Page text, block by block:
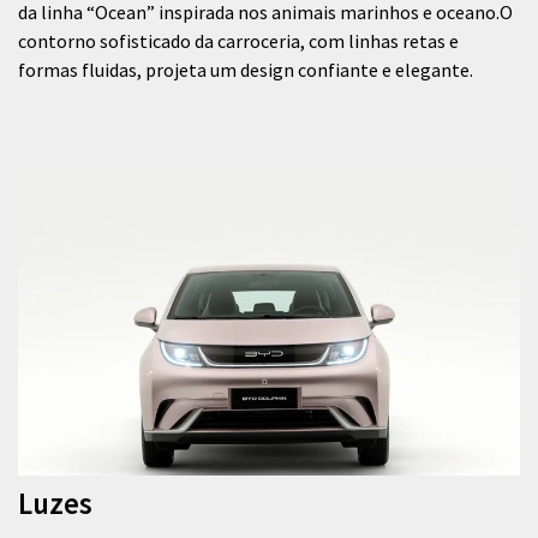
da linha “Ocean” inspirada nos animais marinhos e oceano.O
contorno sofisticado da carroceria, com linhas retas e
formas fluidas, projeta um design confiante e elegante.
Luzes